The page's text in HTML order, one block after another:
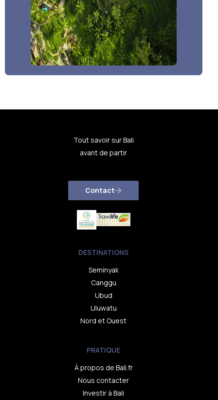
Tout savoir sur Bali
avant de partir
Contact
DESTINATIONS
Seminyak
Canggu
Ubud
Uluwatu
Nord et Ouest
PRATIQUE
À propos de Bali.fr
Nous contacter
Investir à Bali